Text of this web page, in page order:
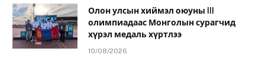
Олон улсын хиймэл оюуны III
олимпиадаас Монголын сурагчид
хүрэл медаль хүртлээ
10/08/2026